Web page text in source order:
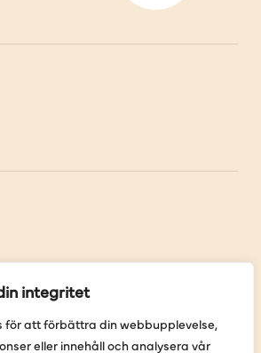
integritet
för att förbättra din webbupplevelse,
eller innehåll och analysera vår